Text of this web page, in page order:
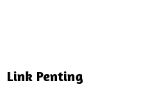
Link Penting